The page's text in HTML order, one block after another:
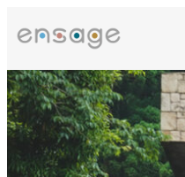
至
要
內
容